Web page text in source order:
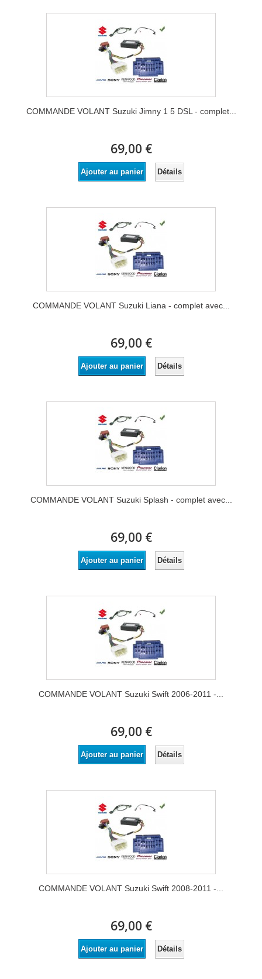
COMMANDE VOLANT Suzuki Jimny 1 5 DSL - complet...
69,00 €
Ajouter au panier Détails
COMMANDE VOLANT Suzuki Liana - complet avec...
69,00 €
Ajouter au panier Détails
COMMANDE VOLANT Suzuki Splash - complet avec...
69,00 €
Ajouter au panier Détails
COMMANDE VOLANT Suzuki Swift 2006-2011 -...
69,00 €
Ajouter au panier Détails
COMMANDE VOLANT Suzuki Swift 2008-2011 -...
69,00 €
Ajouter au panier Détails